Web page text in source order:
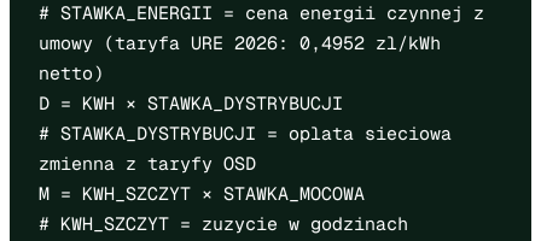
# STAWKA_ENERGII = cena energii czynnej z
umowy (taryfa URE 2026: 0,4952 zl/kWh
netto)
D = KWH × STAWKA_DYSTRYBUCJI
# STAWKA_DYSTRYBUCJI = oplata sieciowa
zmienna z taryfy OSD
M = KWH_SZCZYT × STAWKA_MOCOWA
# KWH_SZCZYT = zuzycie w godzinach